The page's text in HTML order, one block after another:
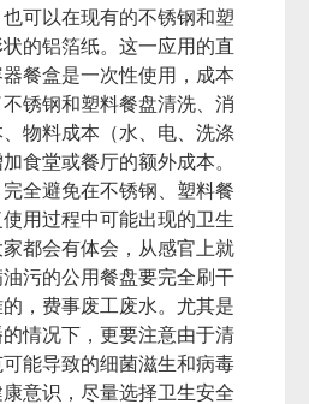
可以在现有的不锈钢和塑
的铝箔纸。这一应用的直
餐盒是一次性使用，成本
锈钢和塑料餐盘清洗、消
物料成本（水、电、洗涤
食堂或餐厅的额外成本。
全避免在不锈钢、塑料餐
用过程中可能出现的卫生
都会有体会，从感官上就
污的公用餐盘要完全刷干
，费事废工废水。尤其是
情况下，更要注意由于清
能导致的细菌滋生和病毒
意识，尽量选择卫生安全